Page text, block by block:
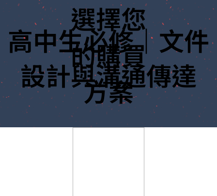
高中生必修｜文件
設計與溝通傳達
選擇您
的購買
方案